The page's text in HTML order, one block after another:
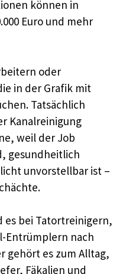
können in
Euro und mehr
oder
in der Grafik mit
Tatsächlich
Kanalreinigung
weil der Job
gesundheitlich
unvorstellbar ist –
es bei Tatortreinigern,
Entrümplern nach
gehört es zum Alltag,
Fäkalien und